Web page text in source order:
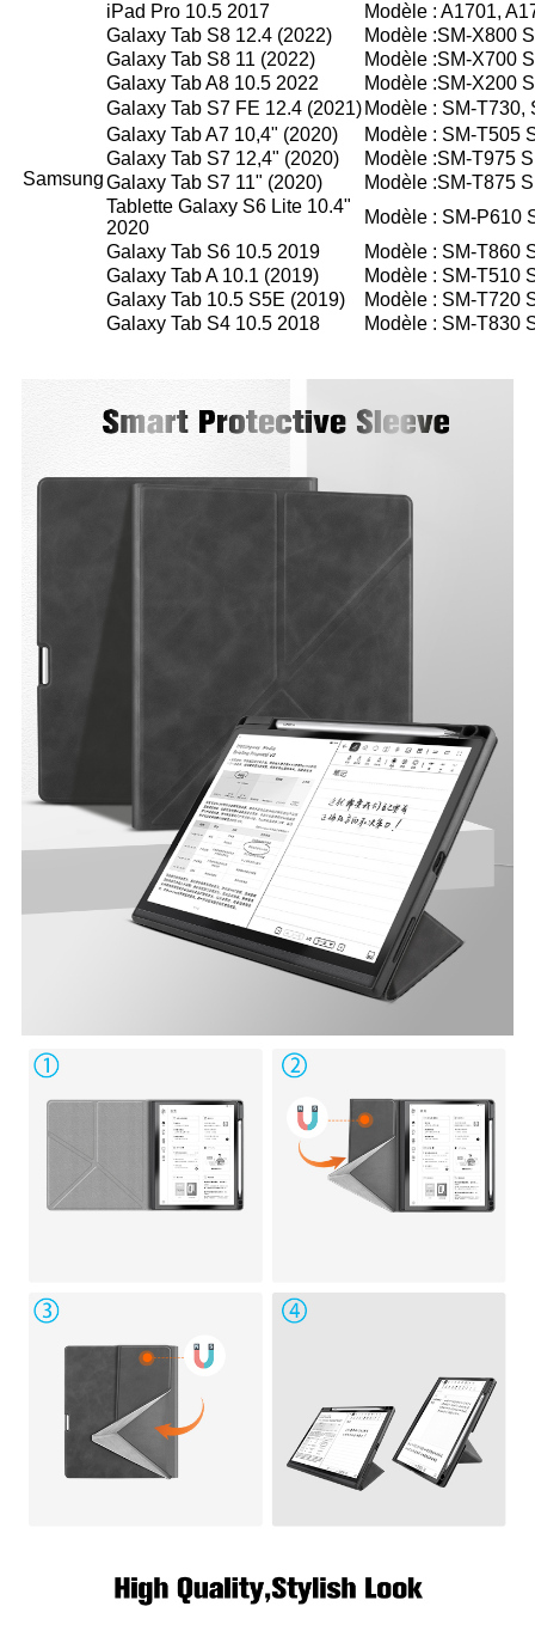
iPad Pro 10.5 2017
Modèle : A1701,
Samsung
Galaxy Tab S8 12.4 (2022)
Modèle :SM-X800
Galaxy Tab S8 11 (2022)
Modèle :SM-X700
Galaxy Tab A8 10.5 2022
Modèle :SM-X200
Galaxy Tab S7 FE 12.4 (2021) Modèle : SM-T730,
Galaxy Tab A7 10,4" (2020)
Modèle : SM-T505
Galaxy Tab S7 12,4" (2020)
Modèle :SM-T975
Galaxy Tab S7 11" (2020)
Modèle :SM-T875
Tablette Galaxy S6 Lite 10.4"
2020
Modèle : SM-P610
Galaxy Tab S6 10.5 2019
Modèle : SM-T860
Galaxy Tab A 10.1 (2019)
Modèle : SM-T510
Galaxy Tab 10.5 S5E (2019)
Modèle : SM-T720
Galaxy Tab S4 10.5 2018
Modèle : SM-T830